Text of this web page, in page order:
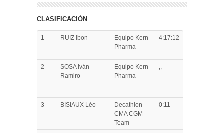
CLASIFICACIÓN
1 RUIZ Ibon
Equipo Kern
Pharma
4:17:12
2 SOSAIván
Ramiro
Equipo Kern
Pharma
,,
3 BISIAUX Léo
Decathlon
CMA CGM
Team
0:11